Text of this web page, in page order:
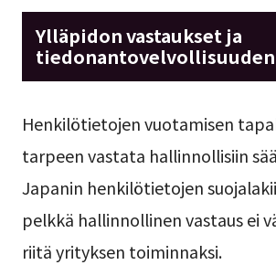
Ylläpidon vastaukset ja
Henkilötietojen vuotamisen
tarpeen vastata hallinnollisiin
Japanin henkilötietojen
pelkkä hallinnollinen vastaus ei
riitä yrityksen toiminnaksi.